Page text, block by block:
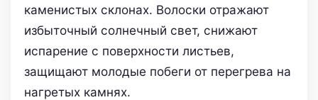
каменистых склонах. Волоски отражают
избыточный солнечный свет, снижают
испарение с поверхности листьев,
защищают молодые побеги от перегрева на
нагретых камнях.